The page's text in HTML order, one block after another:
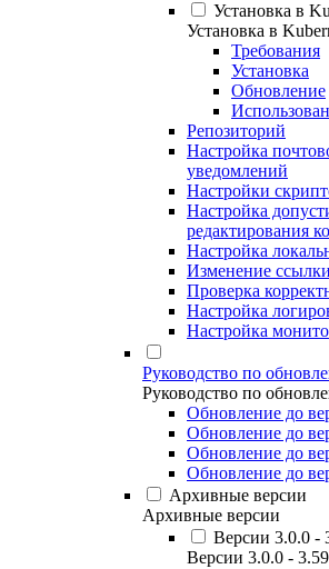
Установка в
Установка в
Требования
Установка
Обновление
Репозиторий
Настройка
уведомлений
Настройки
Настройка
редактирования
Настройка
Изменение
Проверка
Настройка
Настройка
Руководство по
Руководство по
Обновление до
Обновление до
Обновление до
Обновление до
Архивные версии
Архивные версии
Версии 3.0.0 -
Версии 3.0.0 -